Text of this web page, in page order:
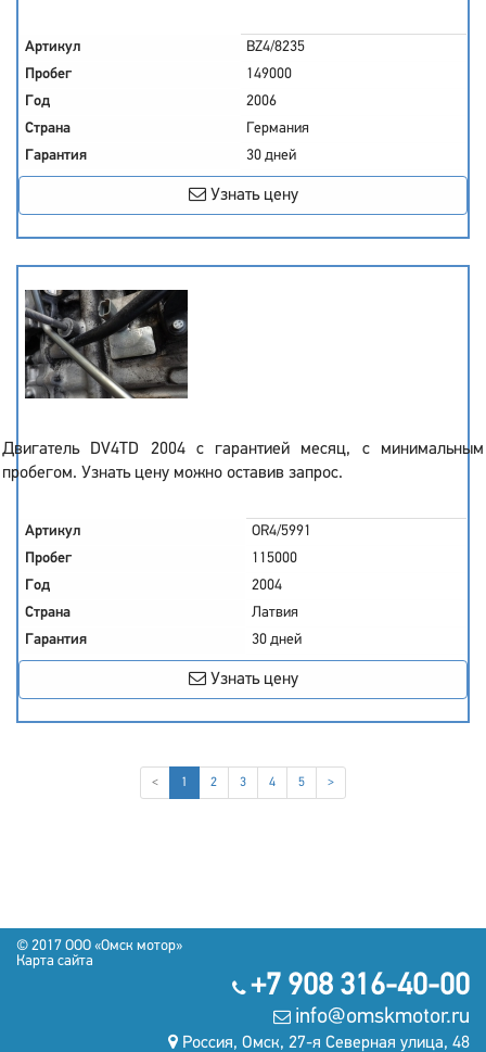
Артикул
BZ4/8235
Пробег
149000
Год
2006
Страна
Германия
Гарантия
30 дней
Узнать цену
Двигатель DV4TD 2004 с гарантией месяц, с минимальным
пробегом. Узнать цену можно оставив запрос.
Артикул
OR4/5991
Пробег
115000
Год
2004
Страна
Латвия
Гарантия
30 дней
Узнать цену
< 1 (current)
2 3 4 5 >
© 2017 OOO «Омск мотор»
Карта сайта
+7 908 316-40-00
info@omskmotor.ru
Россия, Омск, 27-я Северная улица, 48